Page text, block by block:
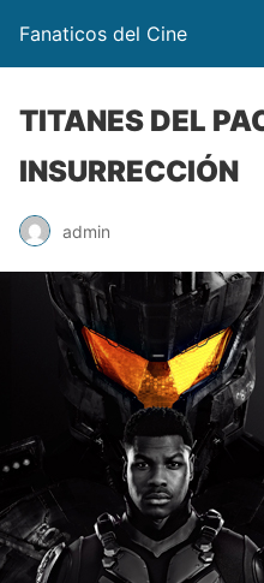
Fanaticos del Cine
TITANES DEL
INSURRECCIÓN
admin